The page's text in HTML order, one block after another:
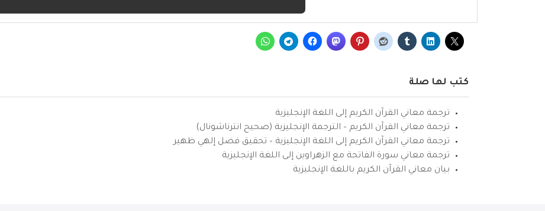
كتب لها صلة
ترجمة معاني القرآن الكريم إلى اللغة الإنجليزية
ترجمة معاني القرآن الكريم – الترجمة الإنجليزية (صحيح انترناشونال)
ترجمة معاني القرآن الكريم إلى اللغة الإنجليزية – تحقيق فضل إلهي ظهير
ترجمة معاني سورة الفاتحة مع الزهراوين إلى اللغة الإنجليزية
بيان معاني القرآن الكريم باللغة الإنجليزية